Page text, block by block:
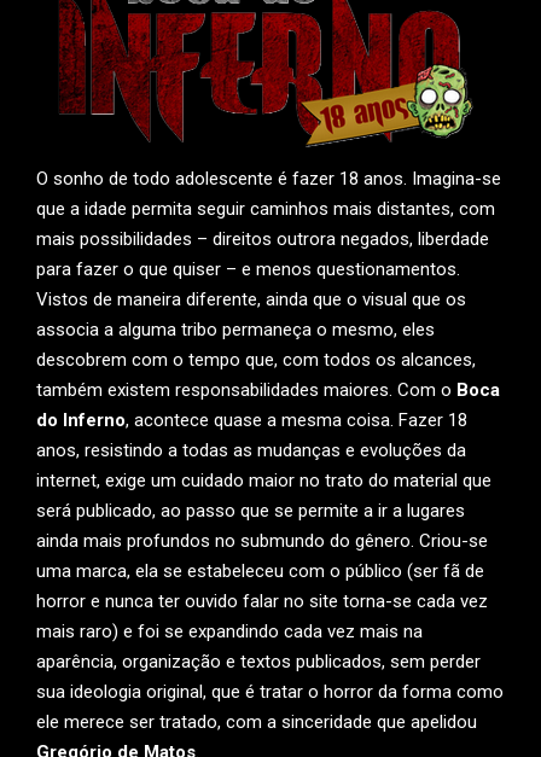
O sonho de todo adolescente é fazer 18 anos. Imagina-se
que a idade permita seguir caminhos mais distantes, com
mais possibilidades – direitos outrora negados, liberdade
para fazer o que quiser – e menos questionamentos.
Vistos de maneira diferente, ainda que o visual que os
associa a alguma tribo permaneça o mesmo, eles
descobrem com o tempo que, com todos os alcances,
também existem responsabilidades maiores. Com o Boca
do Inferno, acontece quase a mesma coisa. Fazer 18
anos, resistindo a todas as mudanças e evoluções da
internet, exige um cuidado maior no trato do material que
será publicado, ao passo que se permite a ir a lugares
ainda mais profundos no submundo do gênero. Criou-se
uma marca, ela se estabeleceu com o público (ser fã de
horror e nunca ter ouvido falar no site torna-se cada vez
mais raro) e foi se expandindo cada vez mais na
aparência, organização e textos publicados, sem perder
sua ideologia original, que é tratar o horror da forma como
ele merece ser tratado, com a sinceridade que apelidou
Gregório de Matos.